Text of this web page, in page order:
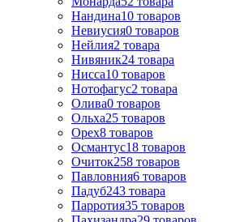
Нандина10 товаров
Невиусия0 товаров
Нейлия2 товара
Нивяник24 товара
Нисса10 товаров
Нотофагус2 товара
Олива0 товаров
Ольха25 товаров
Орех8 товаров
Османтус18 товаров
Очиток258 товаров
Павловния6 товаров
Падуб243 товара
Парротия35 товаров